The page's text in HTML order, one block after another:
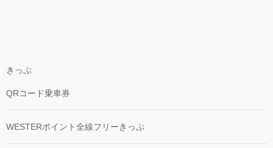
きっぷ
QRコード乗車券
WESTERポイント全線フリーきっぷ